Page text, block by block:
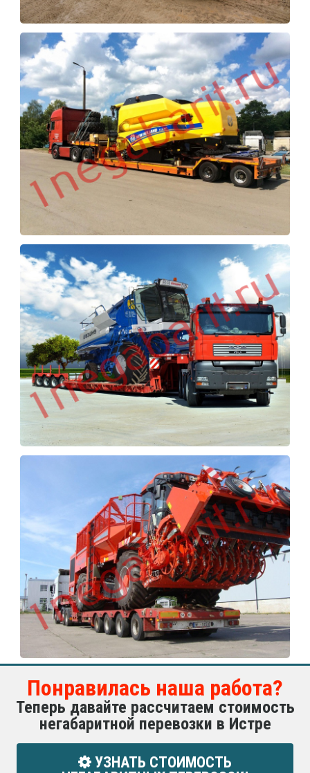
Понравилась наша работа?
Теперь давайте рассчитаем стоимость
негабаритной перевозки в Истре
УЗНАТЬ СТОИМОСТЬ